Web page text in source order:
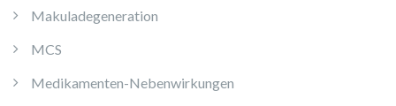
Makuladegeneration
MCS
Medikamenten-Nebenwirkungen